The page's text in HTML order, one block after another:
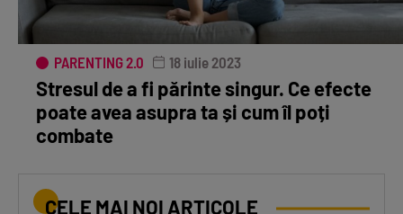
PARENTING 2.0 18 iulie 2023
Stresul de a fi părinte singur. Ce efecte
poate avea asupra ta și cum îl poți
combate
CELE MAI NOI ARTICOLE